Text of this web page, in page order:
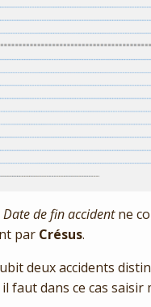
Date de fin accidentne
par Crésus.
deux accidents
faut dans ce cas